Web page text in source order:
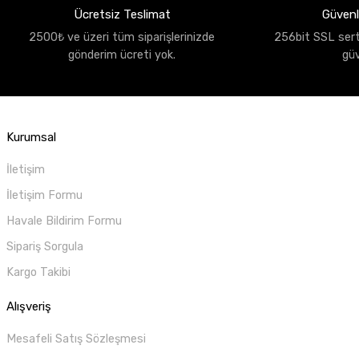
Ücretsiz Teslimat
2500₺ ve üzeri tüm siparişlerinizde
gönderim ücreti yok.
256bit SSL
Kurumsal
İletişim
İletişim Formu
Havale Bildirim Formu
Sipariş Sorgula
Kargo Takibi
Alışveriş
Mesafeli Satış Sözleşmesi